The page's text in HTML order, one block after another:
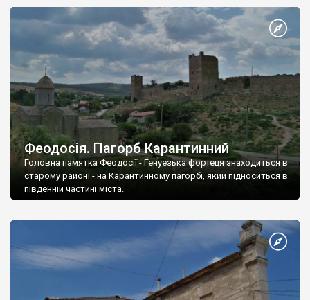
Феодосія. Пагорб Карантинний
Головна памятка Феодосії - Генуезька фортеця знаходиться в
старому районі - на Карантинному пагорбі, який підноситься в
південній частині міста.